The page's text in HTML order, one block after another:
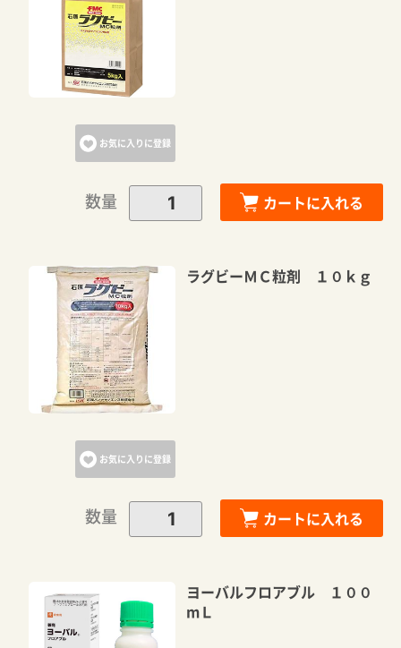
お気に入りに登録
数量 カートに入れる
お気に入りに登録
ラグビーＭＣ粒剤 １０ｋｇ
数量 カートに入れる
ヨーバルフロアブル １００
mＬ